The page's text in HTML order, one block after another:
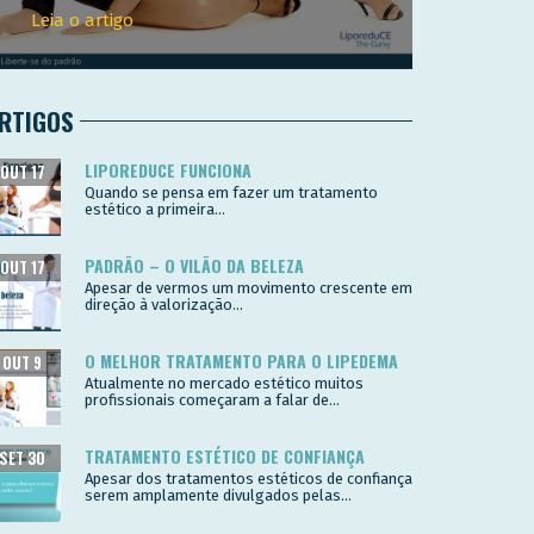
Leia o artigo
LIPOREDUCE FUNCIONA
OUT 17
Quando se pensa em fazer um tratamento
estético a primeira...
PADRÃO – O VILÃO DA BELEZA
OUT 17
Apesar de vermos um movimento crescente em
direção à valorização...
O MELHOR TRATAMENTO PARA O LIPEDEMA
OUT 9
Atualmente no mercado estético muitos
profissionais começaram a falar de...
TRATAMENTO ESTÉTICO DE CONFIANÇA
SET 30
Apesar dos tratamentos estéticos de confiança
serem amplamente divulgados pelas...